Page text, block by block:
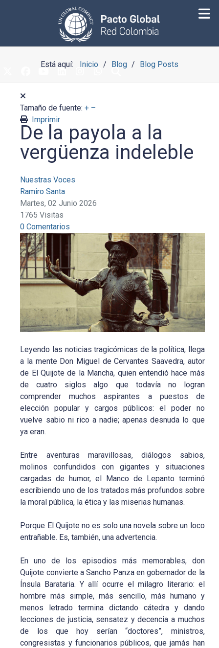
Está aquí: Inicio Blog Blog Posts
Tamaño de fuente: + –
Imprimir
De la payola a la
vergüenza indeleble
Nuestras Voces
Ramiro Santa
Martes, 02 Junio 2026
1765 Visitas
0 Comentarios
Leyendo las noticias tragicómicas de la política, llega
a la mente Don Miguel de Cervantes Saavedra, autor
de El Quijote de la Mancha, quien entendió hace más
de cuatro siglos algo que todavía no logran
comprender muchos aspirantes a puestos de
elección popular y cargos públicos: el poder no
vuelve sabio ni rico a nadie; apenas desnuda lo que
ya eran.
Entre aventuras maravillosas, diálogos sabios,
molinos confundidos con gigantes y situaciones
cargadas de humor, el Manco de Lepanto terminó
escribiendo uno de los tratados más profundos sobre
la moral pública, la ética y las miserias humanas.
Porque El Quijote no es solo una novela sobre un loco
entrañable. Es, también, una advertencia.
En uno de los episodios más memorables, don
Quijote convierte a Sancho Panza en gobernador de la
Ínsula Barataria. Y allí ocurre el milagro literario: el
hombre más simple, más sencillo, más humano y
menos letrado termina dictando cátedra y dando
lecciones de justicia, sensatez y decencia a muchos
de los que hoy serían “doctores”, ministros,
congresistas y funcionarios públicos, que jamás han